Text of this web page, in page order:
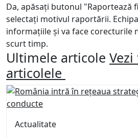
Da, apăsați butonul "Raportează
selectați motivul raportării.
informațiile și va face corecturile
scurt timp.
Ultimele articole
articolele
Actualitate